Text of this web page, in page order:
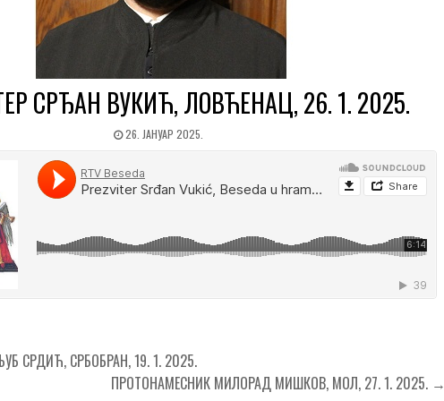
СРЂАН ВУКИЋ, ЛОВЋЕНАЦ, 26. 1. 2025.
26. ЈАНУАР 2025.
СРДИЋ, СРБОБРАН, 19. 1. 2025.
ПРОТОНАМЕСНИК МИЛОРАД МИШКОВ, МОЛ, 27. 1. 2025. →